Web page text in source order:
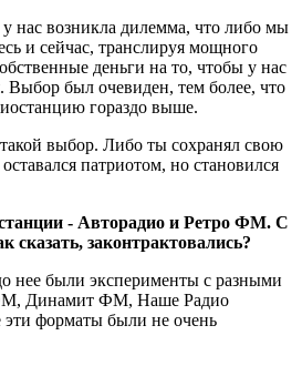
нас возникла дилемма, что либо мы
и сейчас, транслируя мощного
деньги на то, чтобы у нас
Выбор был очевиден, тем более, что
гораздо выше.
выбор. Либо ты сохранял свою
патриотом, но становился
- Авторадио и Ретро ФМ. С
сказать, законтрактовались?
нее были эксперименты с разными
Динамит ФМ, Наше Радио
эти форматы были не очень